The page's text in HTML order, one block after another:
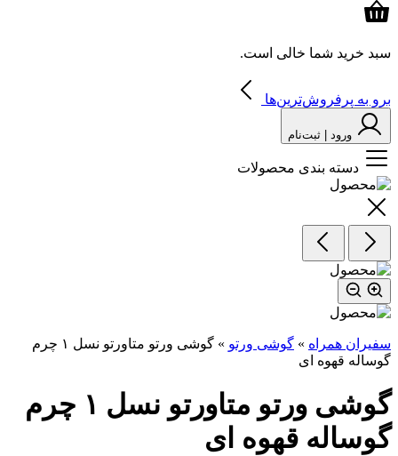
سبد خرید شما خالی است.
برو به پرفروش‌ترین‌ها
ورود | ثبت‌نام
دسته بندی محصولات
سفیران همراه » گوشی ورتو »
گوشی ورتو متاورتو نسل ۱ چرم
گوساله قهوه ای
گوشی ورتو متاورتو نسل ۱ چرم
گوساله قهوه ای